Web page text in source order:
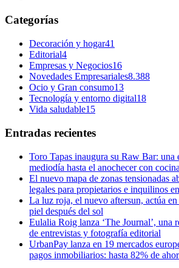
Categorías
Decoración y hogar41
Editorial4
Empresas y Negocios16
Novedades Empresariales8.388
Ocio y Gran consumo13
Tecnología y entorno digital18
Vida saludable15
Entradas recientes
Toro Tapas inaugura su Raw Bar: una
mediodía hasta el anochecer con
El nuevo mapa de zonas tensionadas
legales para propietarios e inquilinos
La luz roja, el nuevo aftersun, actúa
piel después del sol
Eulalia Roig lanza ‘The Journal’, una
de entrevistas y fotografía editorial
UrbanPay lanza en 19 mercados
pagos inmobiliarios: hasta 82% de